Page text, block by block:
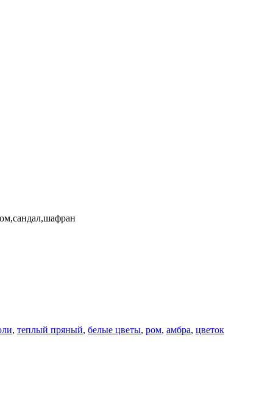
, теплый пряный, белые цветы, ром, амбра, цветок